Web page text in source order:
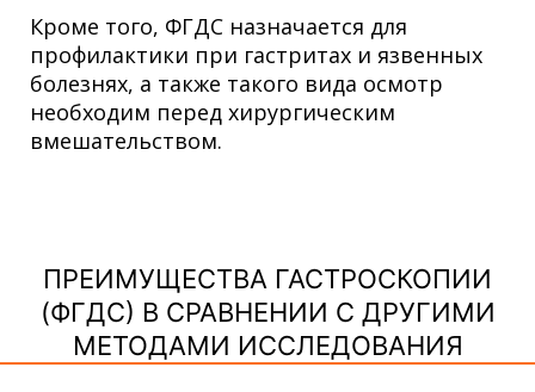
Кроме того, ФГДС назначается для
профилактики при гастритах и язвенных
болезнях, а также такого вида осмотр
необходим перед хирургическим
вмешательством.
ПРЕИМУЩЕСТВА ГАСТРОСКОПИИ
(ФГДС) В СРАВНЕНИИ С ДРУГИМИ
МЕТОДАМИ ИССЛЕДОВАНИЯ